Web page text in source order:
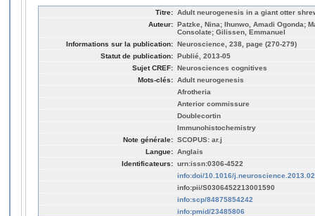
Titre: Adult neurogenesis in a giant otter
Auteur: Patzke, Nina; Ihunwo, Amadi Ogonda;
Consolate; Gilissen, Emmanuel
Informations sur la publication: Neuroscience, 238, page (270-279)
Statut de publication: Publié, 2013-05
Sujet CREF: Neurosciences cognitives
Mots-clés: Adult neurogenesis
Afrotheria
Anterior commissure
Doublecortin
Immunohistochemistry
Note générale: SCOPUS: ar.j
Langue: Anglais
Identificateurs: urn:issn:0306-4522
info:doi/10.1016/
info:pii/S0306452213001590
info:scp/84875854242
info:pmid/23485806